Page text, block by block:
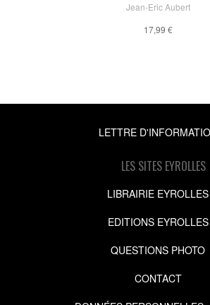
Jean-Eric Aubert
17,99 €
LETTRE
LES SITES EYROLLES
LIBRAIRIE EYROLLES
EDITIONS EYROLLES
QUESTIONS PHOTO
CONTACT